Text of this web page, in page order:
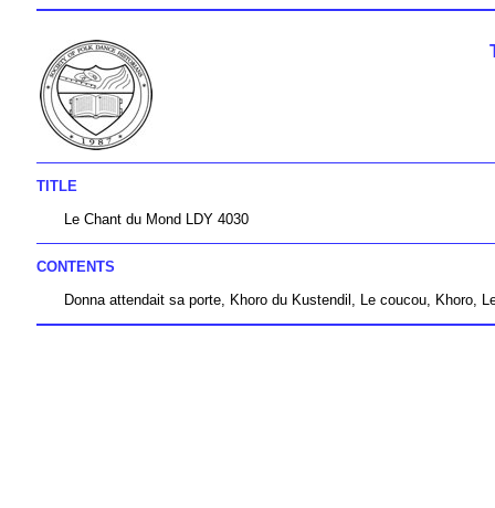
TITLE
Le Chant du Mond LDY 4030
CONTENTS
Donna attendait sa porte, Khoro du Kustendil, Le coucou, Khoro,